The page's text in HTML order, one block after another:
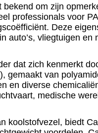
om zijn
professionals voor
Deze
auto’s, vliegtuigen en
dat zich kenmerkt
, gemaakt van
en diverse
medische
koolstofvezel, biedt